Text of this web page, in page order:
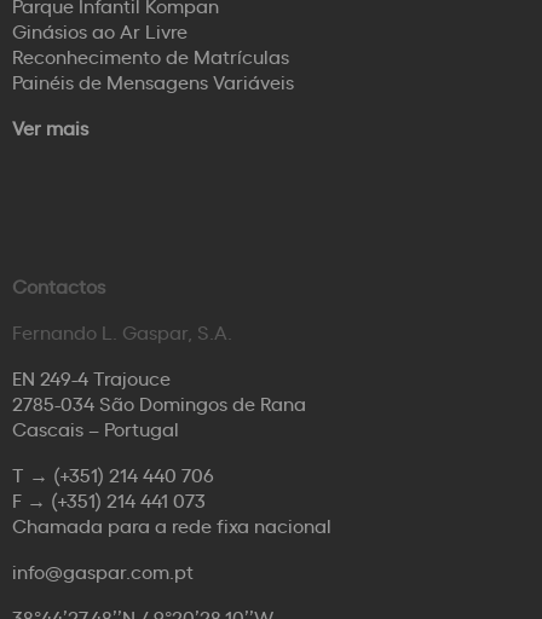
Ginásios ao Ar Livre
Reconhecimento de Matrículas
Painéis de Mensagens Variáveis
Ver mais
Contactos
Fernando L. Gaspar, S.A.
EN 249-4 Trajouce
2785-034 São Domingos de Rana
Cascais – Portugal
T → (+351) 214 440 706
F → (+351) 214 441 073
Chamada para a rede fixa nacional
info@gaspar.com.pt